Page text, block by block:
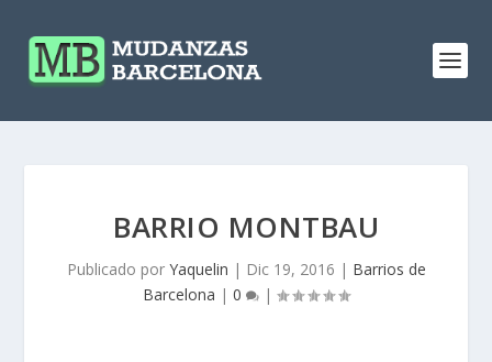
BARRIO MONTBAU
Publicado por Yaquelin | Dic 19, 2016 | Barrios de
Barcelona | 0 |